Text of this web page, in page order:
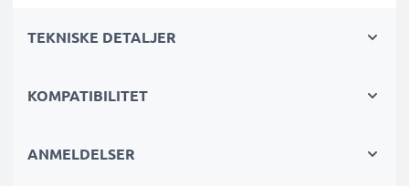
højhastighedsbatterioplader med 0.5A / 500mA høj
✔ Materialer af høj kvalitet - med et holdbart,
TEKNISKE DETALJER
KOMPATIBILITET
ANMELDELSER